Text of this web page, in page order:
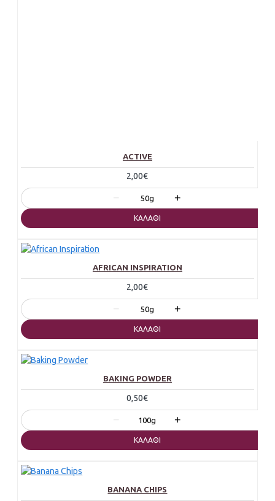
ACTIVE
2,00€
− 50g +
ΚΑΛΆΘΙ
AFRICAN INSPIRATION
2,00€
− 50g +
ΚΑΛΆΘΙ
BAKING POWDER
0,50€
− 100g +
ΚΑΛΆΘΙ
BANANA CHIPS